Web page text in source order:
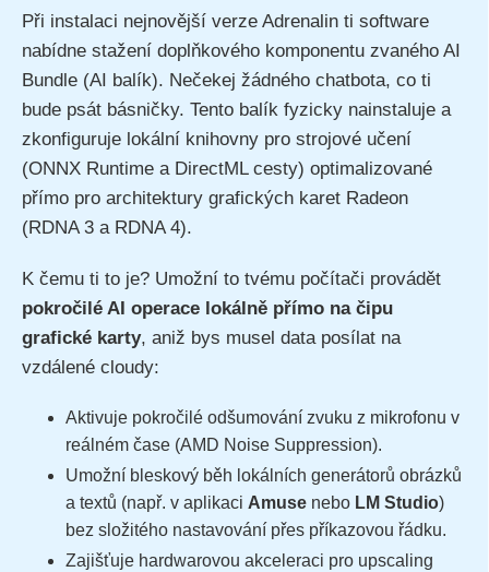
Při instalaci nejnovější verze Adrenalin ti software
nabídne stažení doplňkového komponentu zvaného AI
Bundle (AI balík). Nečekej žádného chatbota, co ti
bude psát básničky. Tento balík fyzicky nainstaluje a
zkonfiguruje lokální knihovny pro strojové učení
(ONNX Runtime a DirectML cesty) optimalizované
přímo pro architektury grafických karet Radeon
(RDNA 3 a RDNA 4).
K čemu ti to je? Umožní to tvému počítači provádět
pokročilé AI operace lokálně přímo na čipu
grafické karty, aniž bys musel data posílat na
vzdálené cloudy:
Aktivuje pokročilé odšumování zvuku z mikrofonu v
reálném čase (AMD Noise Suppression).
Umožní bleskový běh lokálních generátorů obrázků
a textů (např. v aplikaci Amuse nebo LM Studio)
bez složitého nastavování přes příkazovou řádku.
Zajišťuje hardwarovou akceleraci pro upscaling